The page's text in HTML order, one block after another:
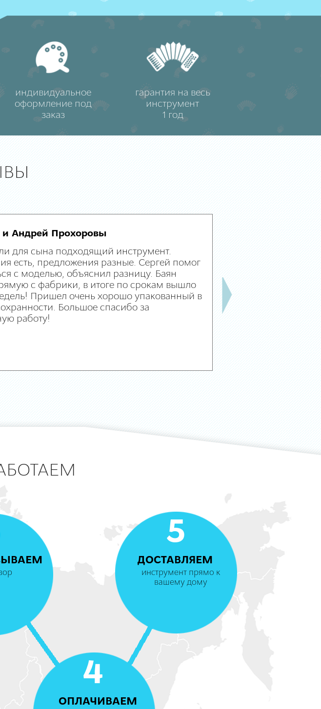
индивидуальное
оформление под
заказ
гарантия на весь
инструмент
1 год
и Андрей Прохоровы
для сына подходящий инструмент.
есть, предложения разные. Сергей помог
с моделью, объяснил разницу. Баян
с фабрики, в итоге по срокам вышло
Пришел очень хорошо упакованный в
Большое спасибо за
работу!
5
ДОСТАВЛЯЕМ
инструмент прямо к
вашему дому
4
ОПЛАЧИВАЕМ